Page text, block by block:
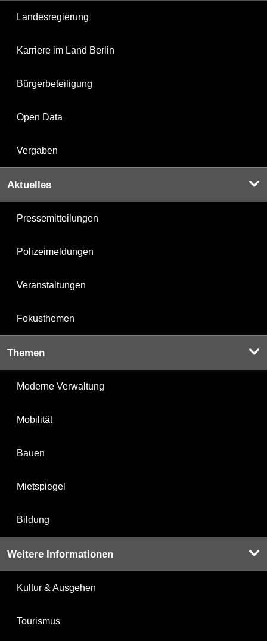
Landesregierung
Karriere im Land Berlin
Bürgerbeteiligung
Open Data
Vergaben
Aktuelles
Pressemitteilungen
Polizeimeldungen
Veranstaltungen
Fokusthemen
Themen
Moderne Verwaltung
Mobilität
Bauen
Mietspiegel
Bildung
Weitere Informationen
Kultur & Ausgehen
Tourismus